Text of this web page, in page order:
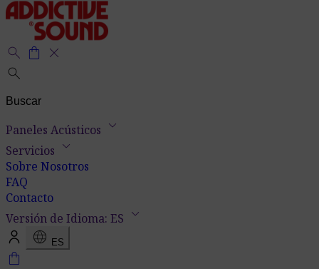
search shopping_bag close
search
Paneles Acústicos keyboard_arrow_down
Servicios keyboard_arrow_down
Sobre Nosotros
FAQ
Contacto
Versión de Idioma: ES keyboard_arrow_down
language ES
shopping_bag